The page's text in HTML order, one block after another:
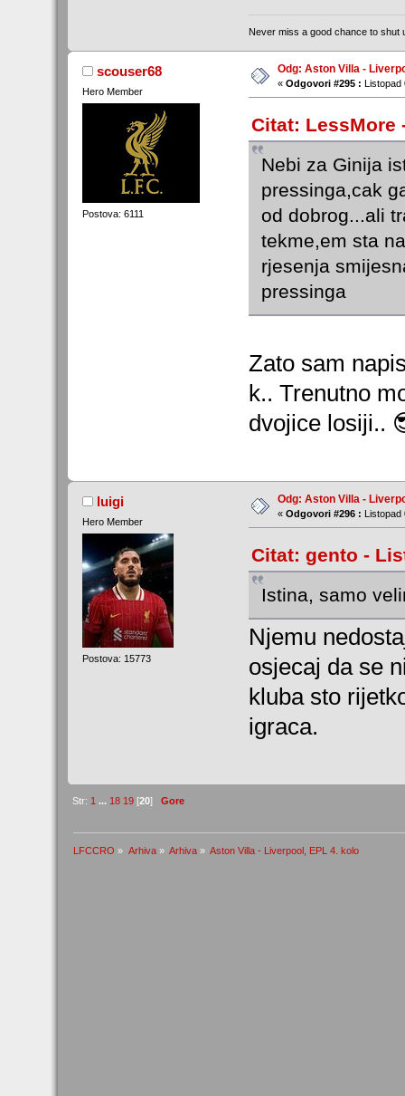
Never miss a good chance to shut
scouser68
Hero Member
Postova: 6111
Odg: Aston Villa -
« Odgovori #295 : Listopad
Citat: LessMore
Nebi za Ginija
pressinga,cak
od dobrog...ali
tekme,em sta
rjesenja
pressinga
Zato sam
k.. Trenutno
dvojice losiji..
luigi
Hero Member
Postova: 15773
Odg: Aston Villa -
« Odgovori #296 : Listopad
Citat: gento -
Istina, samo
Njemu
osjecaj da se
kluba sto
igraca.
Str: 1 ... 18 19 [20]Gore
LFCCRO » Arhiva» Arhiva» Aston Villa - Liverpool, EPL 4. kolo